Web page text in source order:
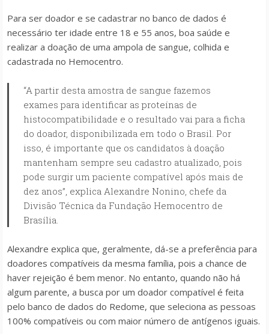
Para ser doador e se cadastrar no banco de dados é
necessário ter idade entre 18 e 55 anos, boa saúde e
realizar a doação de uma ampola de sangue, colhida e
cadastrada no Hemocentro.
“A partir desta amostra de sangue fazemos
exames para identificar as proteínas de
histocompatibilidade e o resultado vai para a ficha
do doador, disponibilizada em todo o Brasil. Por
isso, é importante que os candidatos à doação
mantenham sempre seu cadastro atualizado, pois
pode surgir um paciente compatível após mais de
dez anos”, explica Alexandre Nonino, chefe da
Divisão Técnica da Fundação Hemocentro de
Brasília.
Alexandre explica que, geralmente, dá-se a preferência para
doadores compatíveis da mesma família, pois a chance de
haver rejeição é bem menor. No entanto, quando não há
algum parente, a busca por um doador compatível é feita
pelo banco de dados do Redome, que seleciona as pessoas
100% compatíveis ou com maior número de antígenos iguais.